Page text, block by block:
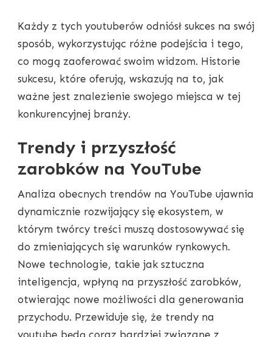
Każdy z tych youtuberów odniósł sukces na swój
sposób, wykorzystując różne podejścia i tego,
co mogą zaoferować swoim widzom. Historie
sukcesu, które oferują, wskazują na to, jak
ważne jest znalezienie swojego miejsca w tej
konkurencyjnej branży.
Trendy i przyszłość
zarobków na YouTube
Analiza obecnych trendów na YouTube ujawnia
dynamicznie rozwijający się ekosystem, w
którym twórcy treści muszą dostosowywać się
do zmieniających się warunków rynkowych.
Nowe technologie, takie jak sztuczna
inteligencja, wpłyną na przyszłość zarobków,
otwierając nowe możliwości dla generowania
przychodu. Przewiduje się, że trendy na